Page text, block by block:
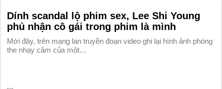
Dính scandal lộ phim sex, Lee Shi Young
phủ nhận cô gái trong phim là mình
Mới đây, trên mạng lan truyền đoạn video ghi lại hình ảnh phòng
the nhạy cảm của một…